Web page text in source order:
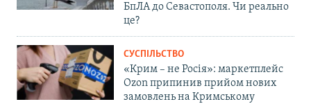
БпЛА до Севастополя. Чи реально
це?
СУСПІЛЬСТВО
«Крим – не Росія»: маркетплейс
Ozon припинив прийом нових
замовлень на Кримському